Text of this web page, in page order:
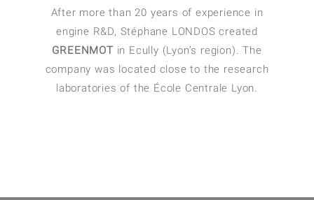
After more than 20 years of experience in
engine R&D, Stéphane LONDOS created
GREENMOT in Ecully (Lyon’s region). The
company was located close to the research
laboratories of the École Centrale Lyon.